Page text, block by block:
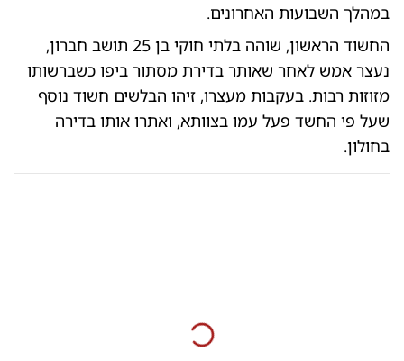
במהלך השבועות האחרונים.
החשוד הראשון, שוהה בלתי חוקי בן 25 תושב חברון,
נעצר אמש לאחר שאותר בדירת מסתור ביפו כשברשותו
מזוזות רבות. בעקבות מעצרו, זיהו הבלשים חשוד נוסף
שעל פי החשד פעל עמו בצוותא, ואתרו אותו בדירה
בחולון.